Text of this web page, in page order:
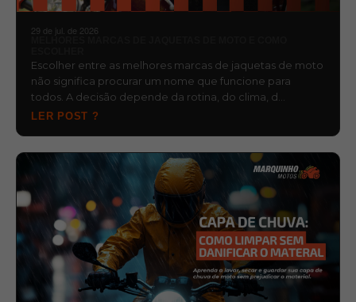
29 de jul. de 2026
Escolher entre as melhores marcas de jaquetas de moto
não significa procurar um nome que funcione para
todos. A decisão depende da rotina, do clima, d…
LER POST ?